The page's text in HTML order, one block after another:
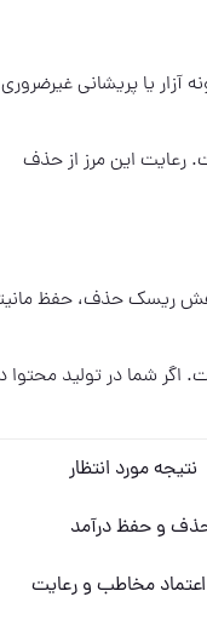
یا پریشانی غیرضروری
رعایت این مرز از حذف
ریسک حذف، حفظ
اگر شما در تولید محتوا
نتیجه مورد انتظار
و حفظ درآمد
مخاطب و رعایت